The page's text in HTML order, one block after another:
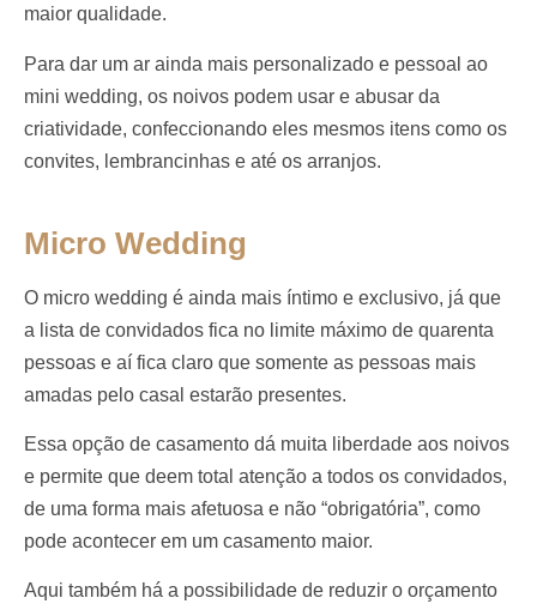
maior qualidade.
Para dar um ar ainda mais personalizado e pessoal ao
mini wedding, os noivos podem usar e abusar da
criatividade, confeccionando eles mesmos itens como os
convites, lembrancinhas e até os arranjos.
Micro Wedding
O micro wedding é ainda mais íntimo e exclusivo, já que
a lista de convidados fica no limite máximo de quarenta
pessoas e aí fica claro que somente as pessoas mais
amadas pelo casal estarão presentes.
Essa opção de casamento dá muita liberdade aos noivos
e permite que deem total atenção a todos os convidados,
de uma forma mais afetuosa e não “obrigatória”, como
pode acontecer em um casamento maior.
Aqui também há a possibilidade de reduzir o orçamento